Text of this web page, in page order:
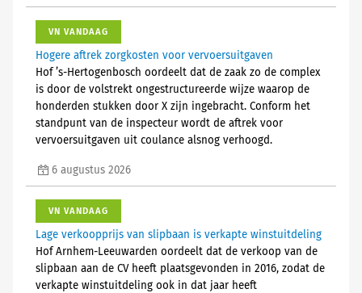
VN VANDAAG
Hogere aftrek zorgkosten voor vervoersuitgaven
Hof ’s-Hertogenbosch oordeelt dat de zaak zo de complex
is door de volstrekt ongestructureerde wijze waarop de
honderden stukken door X zijn ingebracht. Conform het
standpunt van de inspecteur wordt de aftrek voor
vervoersuitgaven uit coulance alsnog verhoogd.
6 augustus 2026
VN VANDAAG
Lage verkoopprijs van slipbaan is verkapte winstuitdeling
Hof Arnhem-Leeuwarden oordeelt dat de verkoop van de
slipbaan aan de CV heeft plaatsgevonden in 2016, zodat de
verkapte winstuitdeling ook in dat jaar heeft